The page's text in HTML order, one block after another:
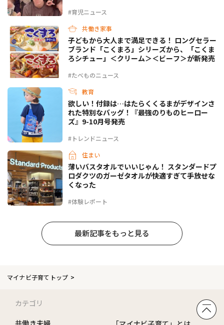
#育児ニュース
共働き家事
#たべものニュース
子どもから大人まで満足できる！ ロングセラー
ブランド「こくまろ」シリーズから、「こくま
ろシチュー」＜クリーム＞＜ビーフ＞が新発売
教育
#トレンドニュース
欲しい！付録は…はたらくくるまがデザインさ
れた特別なバッグ！『最強のりものヒーロー
ズ』9-10月号発売
住まい
#体験レポート
薄いバスタオルでいいじゃん！ スタンダードプ
ロダクツのガーゼタオルが快適すぎて手放せな
くなった
最新記事をもっと見る
マイナビ子育てトップ
カテゴリ
共働き夫婦